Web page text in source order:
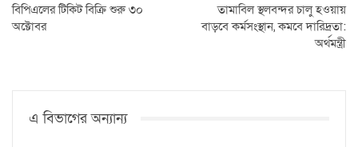
বিপিএলের টিকিট বিক্রি শুরু ৩০
অক্টোবর
তামাবিল স্থলবন্দর চালু হওয়ায়
বাড়বে কর্মসংস্থান, কমবে দারিদ্রতা:
অর্থমন্ত্রী
এ বিভাগের অন্যান্য